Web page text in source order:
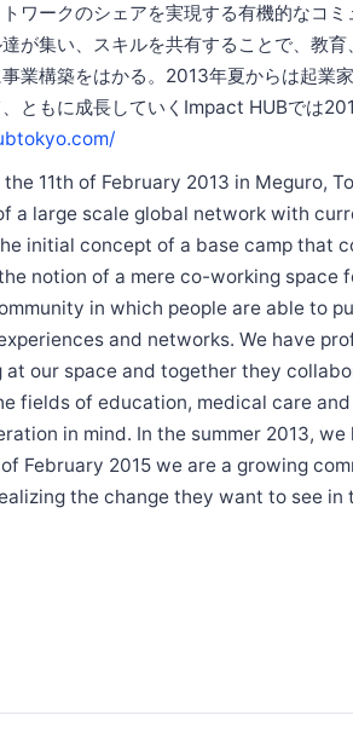
ワークのシェアを実現する有機的なコ
が集い、スキルを共有することで、教
業構築をはかる。2013年夏からは起業
ともに成長していくImpact HUBでは
11th of February 2013 in Meguro,
a large scale global network with
initial concept of a base camp that
notion of a mere co-working space
in which people are able to
and networks. We have
our space and together they
fields of education, medical care
in mind. In the summer 2013, we
February 2015 we are a growing
the change they want to see in